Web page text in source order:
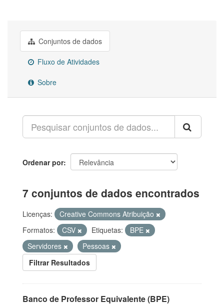
Conjuntos de dados
Fluxo de Atividades
Sobre
Ordenar por
7 conjuntos de dados encontrados
Licenças:
Creative Commons Atribuição
Formatos:
CSV Etiquetas:
BPE
Servidores
Pessoas
Filtrar Resultados
Banco de Professor Equivalente (BPE)